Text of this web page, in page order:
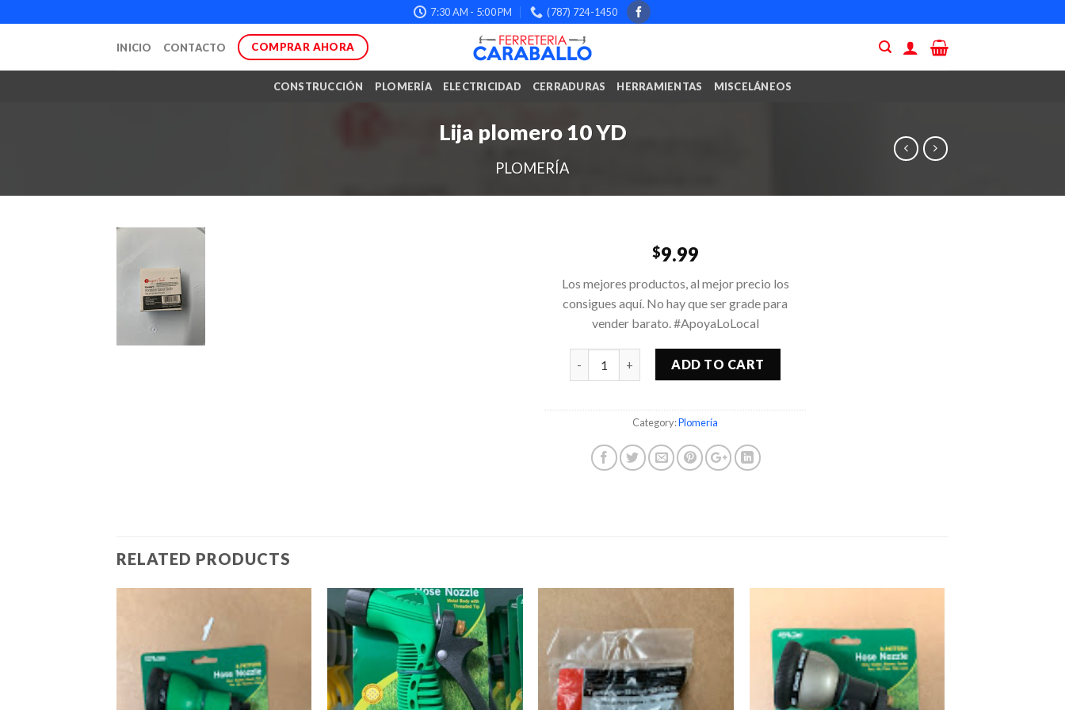
to
7:30 AM - 5:00 PM (787) 724-1450
INICIO CONTACTO COMPRAR AHORA
CONSTRUCCIÓN PLOMERÍA ELECTRICIDAD CERRADURAS HERRAMIENTAS MISCELÁNEOS
Lija plomero 10 YD
PLOMERÍA
$9.99
Los mejores productos, al mejor precio los
consigues aquí. No hay que ser grade para
vender barato. #ApoyaLoLocal
ADD TO CART
Category:Plomería
RELATED PRODUCTS